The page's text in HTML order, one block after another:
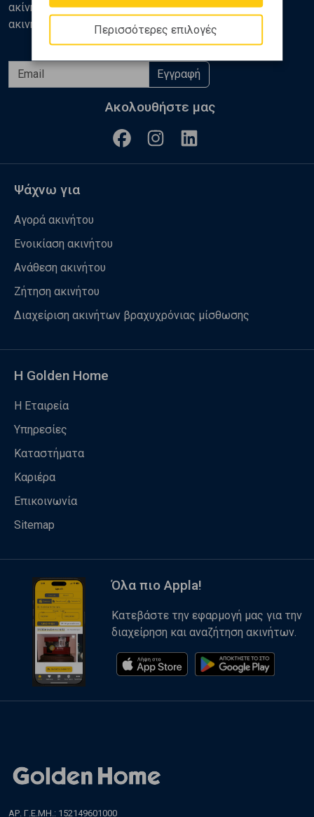
Περισσότερες επιλογές
ακίνητα, αναλύσεις και διάφορα θέματα της αγοράς
ακινήτων
Εγγραφή
Ακολουθήστε μας
Ψάχνω για
Αγορά ακινήτου
Ενοικίαση ακινήτου
Ανάθεση ακινήτου
Ζήτηση ακινήτου
Διαχείριση ακινήτων βραχυχρόνιας μίσθωσης
Η Golden Home
Η Εταιρεία
Υπηρεσίες
Καταστήματα
Καριέρα
Επικοινωνία
Sitemap
Όλα πιο Appla!
Κατεβάστε την εφαρμογή μας για την
διαχείρηση και αναζήτηση ακινήτων.
ΑΡ. Γ.Ε.ΜΗ.: 152149601000